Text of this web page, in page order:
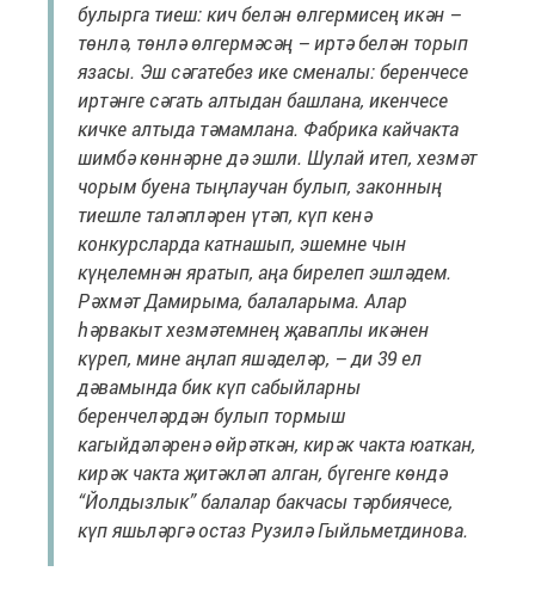
булырга тиеш: кич белән өлгермисең икән –
төнлә, төнлә өлгермәсәң – иртә белән торып
язасы. Эш сәгатебез ике сменалы: беренчесе
иртәнге сәгать алтыдан башлана, икенчесе
кичке алтыда тәмамлана. Фабрика кайчакта
шимбә көннәрне дә эшли. Шулай итеп, хезмәт
чорым буена тыңлаучан булып, законның
тиешле таләпләрен үтәп, күп кенә
конкурсларда катнашып, эшемне чын
күңелемнән яратып, аңа бирелеп эшләдем.
Рәхмәт Дамирыма, балаларыма. Алар
һәрвакыт хезмәтемнең җаваплы икәнен
күреп, мине аңлап яшәделәр, – ди 39 ел
дәвамында бик күп сабыйларны
беренчеләрдән булып тормыш
кагыйдәләренә өйрәткән, кирәк чакта юаткан,
кирәк чакта җитәкләп алган, бүгенге көндә
“Йолдызлык” балалар бакчасы тәрбиячесе,
күп яшьләргә остаз Рузилә Гыйльметдинова.